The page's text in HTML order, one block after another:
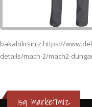
bakabilirsiniz:https://
details/mach-2/mach2-
isg marketimiz